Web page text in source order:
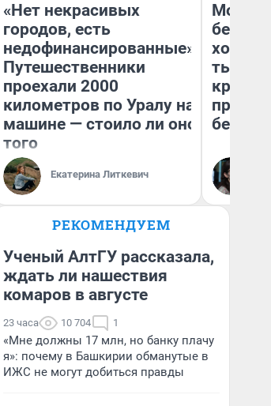
«Нет некрасивых
городов, есть
недофинансированные».
Путешественники
проехали 2000
километров по Уралу на
машине — стоило ли оно
того
Екатерина Литкевич
Мой
хотела
тысяч,
РЕКОМЕНДУЕМ
Ученый АлтГУ рассказала,
ждать ли нашествия
комаров в августе
23 часа 10 704 1
«Мне должны 17 млн, но банку плачу
я»: почему в Башкирии обманутые в
ИЖС не могут добиться правды